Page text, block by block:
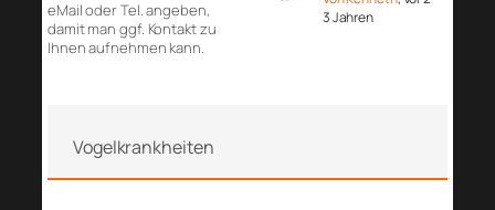
eMail oder Tel. angeben,
damit man ggf. Kontakt zu
Ihnen aufnehmen kann.
3 Jahren
Vogelkrankheiten